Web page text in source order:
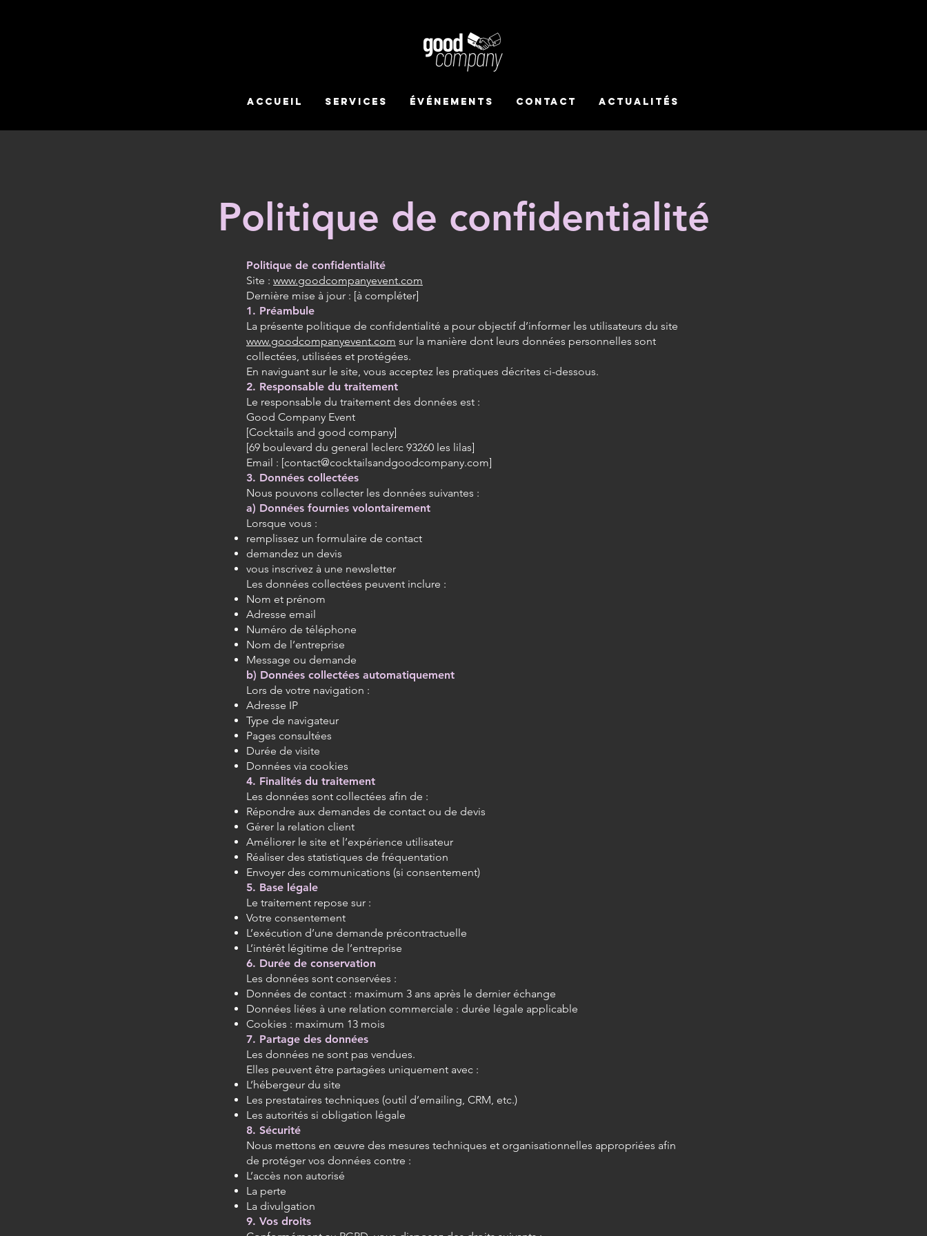
Accueil Services Événements Contact Actualités
Politique de confidentialité
Politique de confidentialité
Site : www.goodcompanyevent.com
Dernière mise à jour : [à compléter]
1. Préambule
La présente politique de confidentialité a pour objectif d’informer les utilisateurs du site
www.goodcompanyevent.com sur la manière dont leurs données personnelles sont
collectées, utilisées et protégées.
En naviguant sur le site, vous acceptez les pratiques décrites ci-dessous.
2. Responsable du traitement
Le responsable du traitement des données est :
Good Company Event
[Cocktails and good company]
[69 boulevard du general leclerc 93260 les lilas]
Email : [contact@cocktailsandgoodcompany.com]
3. Données collectées
Nous pouvons collecter les données suivantes :
a) Données fournies volontairement
Lorsque vous :
remplissez un formulaire de contact
demandez un devis
vous inscrivez à une newsletter
Les données collectées peuvent inclure :
Nom et prénom
Adresse email
Numéro de téléphone
Nom de l’entreprise
Message ou demande
b) Données collectées automatiquement
Lors de votre navigation :
Adresse IP
Type de navigateur
Pages consultées
Durée de visite
Données via cookies
4. Finalités du traitement
Les données sont collectées afin de :
Répondre aux demandes de contact ou de devis
Gérer la relation client
Améliorer le site et l’expérience utilisateur
Réaliser des statistiques de fréquentation
Envoyer des communications (si consentement)
5. Base légale
Le traitement repose sur :
Votre consentement
L’exécution d’une demande précontractuelle
L’intérêt légitime de l’entreprise
6. Durée de conservation
Les données sont conservées :
Données de contact : maximum 3 ans après le dernier échange
Données liées à une relation commerciale : durée légale applicable
Cookies : maximum 13 mois
7. Partage des données
Les données ne sont pas vendues.
Elles peuvent être partagées uniquement avec :
L’hébergeur du site
Les prestataires techniques (outil d’emailing, CRM, etc.)
Les autorités si obligation légale
8. Sécurité
Nous mettons en œuvre des mesures techniques et organisationnelles appropriées afin
de protéger vos données contre :
L’accès non autorisé
La perte
La divulgation
9. Vos droits